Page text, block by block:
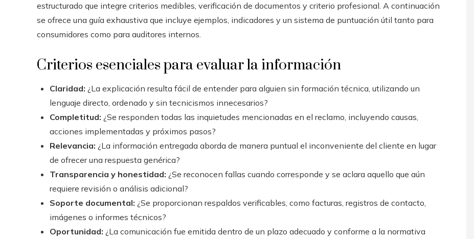
estructurado que integre criterios medibles, verificación de documentos y criterio profesional. A continuación
se ofrece una guía exhaustiva que incluye ejemplos, indicadores y un sistema de puntuación útil tanto para
consumidores como para auditores internos.
Criterios esenciales para evaluar la información
Claridad: ¿La explicación resulta fácil de entender para alguien sin formación técnica, utilizando un
lenguaje directo, ordenado y sin tecnicismos innecesarios?
Completitud: ¿Se responden todas las inquietudes mencionadas en el reclamo, incluyendo causas,
acciones implementadas y próximos pasos?
Relevancia: ¿La información entregada aborda de manera puntual el inconveniente del cliente en lugar
de ofrecer una respuesta genérica?
Transparencia y honestidad: ¿Se reconocen fallas cuando corresponde y se aclara aquello que aún
requiere revisión o análisis adicional?
Soporte documental: ¿Se proporcionan respaldos verificables, como facturas, registros de contacto,
imágenes o informes técnicos?
Oportunidad: ¿La comunicación fue emitida dentro de un plazo adecuado y conforme a la normativa